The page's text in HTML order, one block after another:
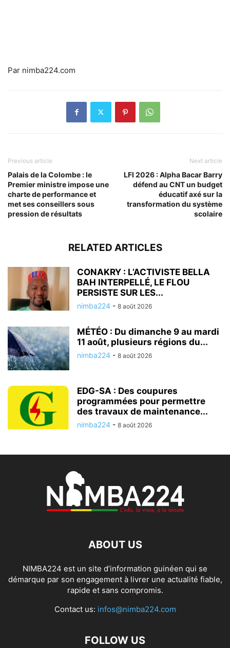
Par nimba224.com
Previous article
Palais de la Colombe : le
Premier ministre impose une
charte de performance et
met ses conseillers sous
pression de résultats
Next article
LFI 2026 : Alpha Bacar Barry
défend au CNT un budget
éducatif axé sur la
transformation du système
scolaire
RELATED ARTICLES
CONAKRY : L’ACTIVISTE BELLA
BAH INTERPELLÉ, LE FLOU
PERSISTE SUR LES...
nimba224 - 8 août 2026
MÉTÉO : Du dimanche 9 au mardi
11 août, plusieurs régions du...
nimba224 - 8 août 2026
EDG-SA : Des coupures
programmées pour permettre
des travaux de maintenance...
nimba224 - 8 août 2026
ABOUT US
NIMBA224 est un site d’information guinéen qui se
démarque par son engagement à livrer une actualité fiable,
rapide et sans compromis.
Contact us: infos@nimba224.com
FOLLOW US